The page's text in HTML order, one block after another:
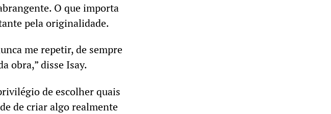
O que importa
pela originalidade.
me repetir, de sempre
obra,” disse Isay.
de escolher quais
de criar algo realmente